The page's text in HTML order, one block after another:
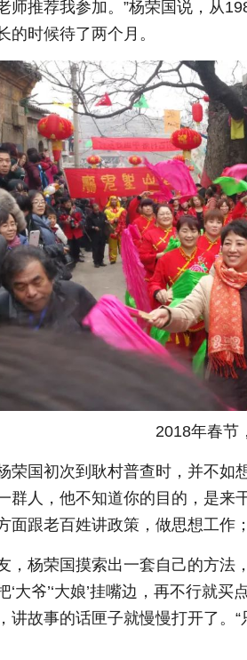
师推荐我参加。”杨荣国说，从
的时候待了两个月。
2018年春节
荣国初次到耿村普查时，并不如
群人，他不知道你的目的，是来
面跟老百姓讲政策，做思想工
，杨荣国摸索出一套自己的方法
‘大爷’‘大娘’挂嘴边，再不行就
讲故事的话匣子就慢慢打开了。